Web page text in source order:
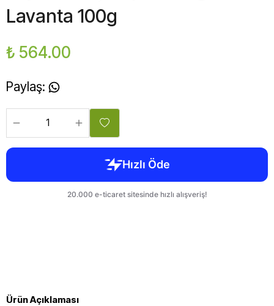
Lavanta 100g
₺ 564.00
Paylaş:
Ürün Açıklaması